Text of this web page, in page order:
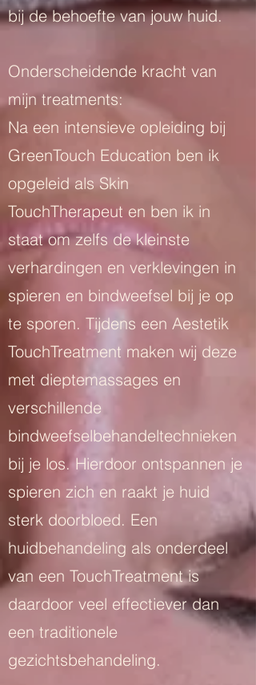
bij de behoefte van jouw huid.
Onderscheidende kracht van
mijn treatments:
Na een intensieve opleiding bij
GreenTouch Education ben ik
opgeleid als Skin
TouchTherapeut en ben ik in
staat om zelfs de kleinste
verhardingen en verklevingen in
spieren en bindweefsel bij je op
te sporen. Tijdens een Aestetik
TouchTreatment maken wij deze
met dieptemassages en
verschillende
bindweefselbehandeltechnieken
bij je los. Hierdoor ontspannen je
spieren zich en raakt je huid
sterk doorbloed. Een
huidbehandeling als onderdeel
van een TouchTreatment is
daardoor veel effectiever dan
een traditionele
gezichtsbehandeling.